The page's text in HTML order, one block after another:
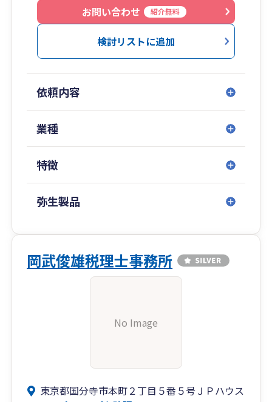
お問い合わせ
紹介無料
検討リストに追加
依頼内容
業種
特徴
弥生製品
岡武俊雄税理士事務所
No Image
東京都国分寺市本町２丁目５番５号ＪＰハウス